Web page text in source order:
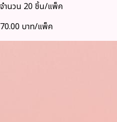
จำนวน 20 ชิ้น/แพ็ค
70.00 บาท/แพ็ค